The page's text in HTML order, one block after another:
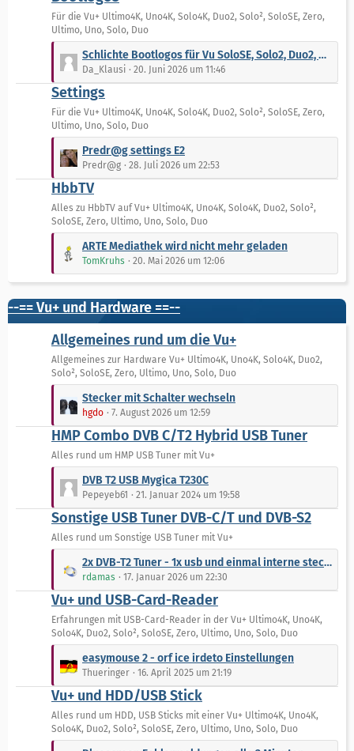
r
ä
g
t
e
B
i
t
r
ä
g
Für die Vu+ Ultimo4K, Uno4K, Solo4K, Duo2, Solo², SoloSE, Zero,
Ultimo, Uno, Solo, Duo
t
z
t
e
B
i
t
r
ä
g
Schlichte Bootlogos für Vu SoloSE, Solo2, Duo2, Ultimo, Zero, Solo4K, Uno4K, Ultimo4K, Duo4k
Da_Klausi 20. Juni 2026 um 11:46
Settings
Für die Vu+ Ultimo4K, Uno4K, Solo4K, Duo2, Solo², SoloSE, Zero,
Ultimo, Uno, Solo, Duo
t
z
t
e
B
i
t
r
ä
g
e
Predr@g settings E2
Predr@g 28. Juli 2026 um 22:53
HbbTV
Alles zu HbbTV auf Vu+ Ultimo4K, Uno4K, Solo4K, Duo2, Solo²,
SoloSE, Zero, Ultimo, Uno, Solo, Duo
t
z
t
B
e
i
t
g
e
ARTE Mediathek wird nicht mehr geladen
TomKruhs 20. Mai 2026 um 12:06
--== Vu+ und Hardware ==--
Allgemeines rund um die Vu+
Allgemeines zur Hardware Vu+ Ultimo4K, Uno4K, Solo4K, Duo2,
Solo², SoloSE, Zero, Ultimo, Uno, Solo, Duo
t
z
t
e
i
t
r
e
Stecker mit Schalter wechseln
hgdo 7. August 2026 um 12:59
HMP Combo DVB C/T2 Hybrid USB Tuner
Alles rund um HMP USB Tuner mit Vu+
t
z
t
e
i
t
r
ä
DVB T2 USB Mygica T230C
Pepeyeb61 21. Januar 2024 um 19:58
Sonstige USB Tuner DVB-C/T und DVB-S2
Alles rund um Sonstige USB Tuner mit Vu+
t
z
t
e
B
i
t
r
ä
g
2x DVB-T2 Tuner - 1x usb und einmal interne steckkarte, geht das?
rdamas 17. Januar 2026 um 22:30
Vu+ und USB-Card-Reader
Erfahrungen mit USB-Card-Reader in der Vu+ Ultimo4K, Uno4K,
Solo4K, Duo2, Solo², SoloSE, Zero, Ultimo, Uno, Solo, Duo
t
z
t
e
B
easymouse 2 - orf ice irdeto Einstellungen
Thueringer 16. April 2025 um 21:19
Vu+ und HDD/USB Stick
Alles rund um HDD, USB Sticks mit einer Vu+ Ultimo4K, Uno4K,
Solo4K, Duo2, Solo², SoloSE, Zero, Ultimo, Uno, Solo, Duo